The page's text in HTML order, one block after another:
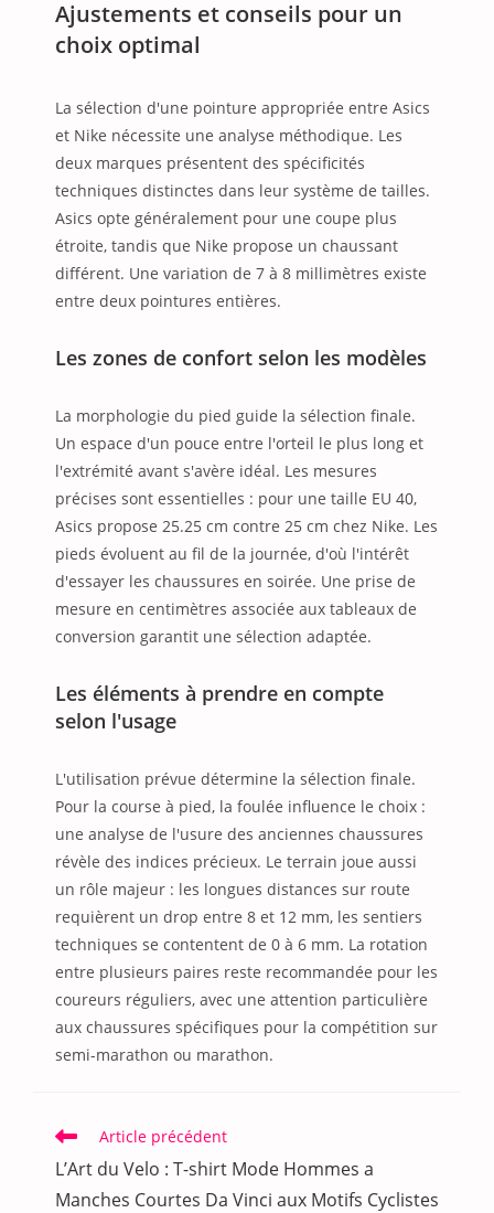
Ajustements et conseils pour un
choix optimal
La sélection d'une pointure appropriée entre Asics
et Nike nécessite une analyse méthodique. Les
deux marques présentent des spécificités
techniques distinctes dans leur système de tailles.
Asics opte généralement pour une coupe plus
étroite, tandis que Nike propose un chaussant
différent. Une variation de 7 à 8 millimètres existe
entre deux pointures entières.
Les zones de confort selon les modèles
La morphologie du pied guide la sélection finale.
Un espace d'un pouce entre l'orteil le plus long et
l'extrémité avant s'avère idéal. Les mesures
précises sont essentielles : pour une taille EU 40,
Asics propose 25.25 cm contre 25 cm chez Nike. Les
pieds évoluent au fil de la journée, d'où l'intérêt
d'essayer les chaussures en soirée. Une prise de
mesure en centimètres associée aux tableaux de
conversion garantit une sélection adaptée.
Les éléments à prendre en compte
selon l'usage
L'utilisation prévue détermine la sélection finale.
Pour la course à pied, la foulée influence le choix :
une analyse de l'usure des anciennes chaussures
révèle des indices précieux. Le terrain joue aussi
un rôle majeur : les longues distances sur route
requièrent un drop entre 8 et 12 mm, les sentiers
techniques se contentent de 0 à 6 mm. La rotation
entre plusieurs paires reste recommandée pour les
coureurs réguliers, avec une attention particulière
aux chaussures spécifiques pour la compétition sur
semi-marathon ou marathon.
Read
articles
Article précédent
L’Art du Velo : T-shirt Mode Hommes a
Manches Courtes Da Vinci aux Motifs Cyclistes